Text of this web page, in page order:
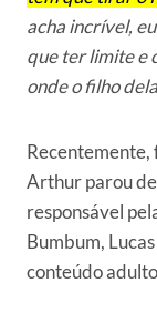
acha incrível,
que ter limite e
onde o filho
Arthur parou
responsável
Bumbum,
conteúdo